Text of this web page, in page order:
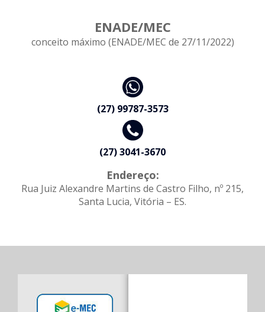
ENADE/MEC
conceito máximo (ENADE/MEC de 27/11/2022)
(27) 99787-3573
(27) 3041-3670
Endereço:
Rua Juiz Alexandre Martins de Castro Filho, nº 215,
Santa Lucia, Vitória – ES.